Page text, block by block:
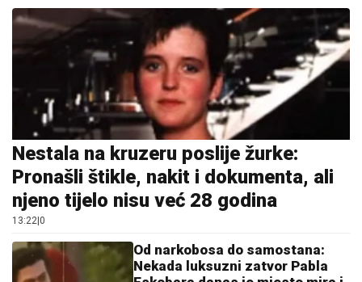
Nestala na kruzeru poslije žurke:
Pronašli štikle, nakit i dokumenta, ali
njeno tijelo nisu već 28 godina
13:22|0
Od narkobosa do samostana:
Nekada luksuzni zatvor Pabla